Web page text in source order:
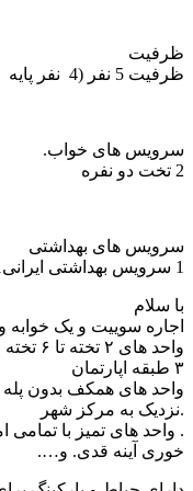
ظرفیت
ظرفیت 5 نفر
(4 نفر پایه + 1 نفر اضافه)
سرویس های خواب.
2 تخت دو نفره
سرویس های بهداشتی
1 سرویس بهداشتی ایرانی
با سلام
اجاره سوییت و یک خوابه و ۲ خوابه لب ساحل محمود اباد
واحد های ۲ تخته تا ۶ تخته ..خواب دار .دارای تراس خصوصی رو به دریا
۳ طبقه اپارتمان
واحد های همکف بدون
.نزدیک به مرکز شهر
. واحد های تمیز با تمامی
خوری آینه قدی. و….